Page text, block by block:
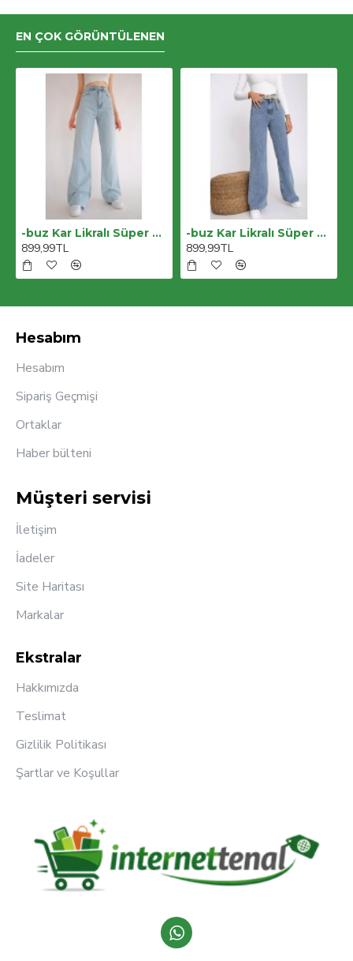
EN ÇOK GÖRÜNTÜLENEN
-buz Kar Likralı Süper Yüksek Bel Salaş Jeans Palazzo Pantolon. (süper Yüksek) Wide Leg
899,99TL
-buz Kar Likralı Süper Yüksek Bel Salaş Jeans Palazzo Pantolon. (süper Yüksek) Wide Leg
899,99TL
Hesabım
Hesabım
Sipariş Geçmişi
Ortaklar
Haber bülteni
Müşteri servisi
İletişim
İadeler
Site Haritası
Markalar
Ekstralar
Hakkımızda
Teslimat
Gizlilik Politikası
Şartlar ve Koşullar